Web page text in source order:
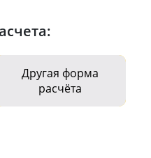
Другая форма
расчёта